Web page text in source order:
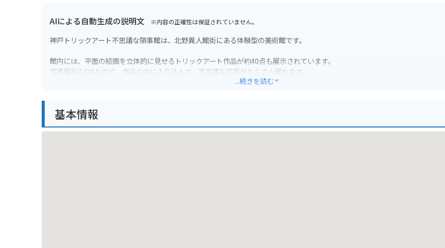
AIによる自動生成の説明文 ※内容の正確性は保証されていません。
神戸トリックアート不思議な領事館は、北野異人館街にある体験型の美術館です。
館内には、平面の絵画を立体的に見せるトリックアート作品が約40点も展示されています。
写真撮影もOKなので、作品の中に入り込んで、不思議な写真がたくさん撮れます。
...続きを読む
基本情報